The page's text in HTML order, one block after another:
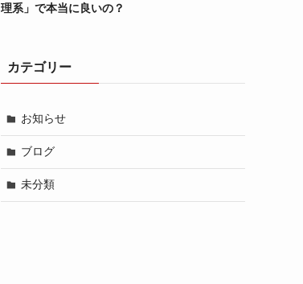
理系」で本当に良いの？
カテゴリー
お知らせ
ブログ
未分類